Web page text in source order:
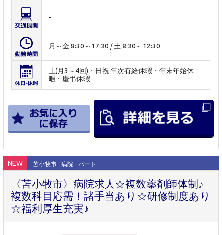
-
月～金 8:30～17:30 / 土 8:30～12:30
土(月3～4回)・日祝 年次有給休暇・年末年始休
暇・慶弔休暇
NEW 苫小牧市 病院 パート
〈苫小牧市〉病院求人☆複数薬剤師体制♪
複数科目応需！諸手当あり☆研修制度あり
☆福利厚生充実♪